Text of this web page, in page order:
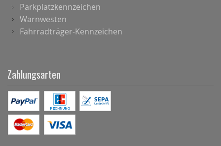
Parkplatzkennzeichen
Warnwesten
Fahrradträger-Kennzeichen
Zahlungsarten